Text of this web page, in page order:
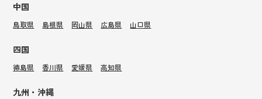
中国
鳥取県 島根県 岡山県 広島県 山口県
四国
徳島県 香川県 愛媛県 高知県
九州・沖縄